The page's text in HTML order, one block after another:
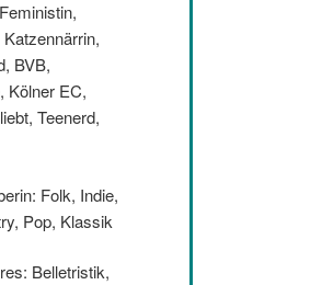
BVB,
Kölner EC,
Teenerd,
Folk, Indie,
Pop, Klassik
Belletristik,